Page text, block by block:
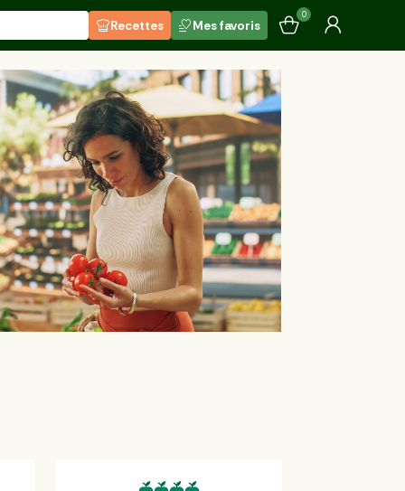
Recettes Mes favoris
0